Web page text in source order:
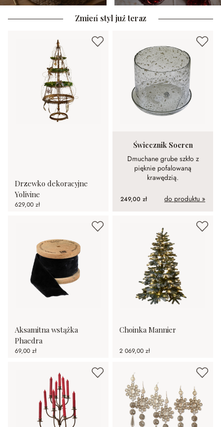
Zmień styl już teraz
Drzewko dekoracyjne
Yolivine
629,00 zł
Świecznik Soeren
Dmuchane grube szkło z
pięknie pofalowaną
krawędzią.
249,00 zł do produktu »
Aksamitna wstążka
Phaedra
69,00 zł
Choinka Mannier
2 069,00 zł